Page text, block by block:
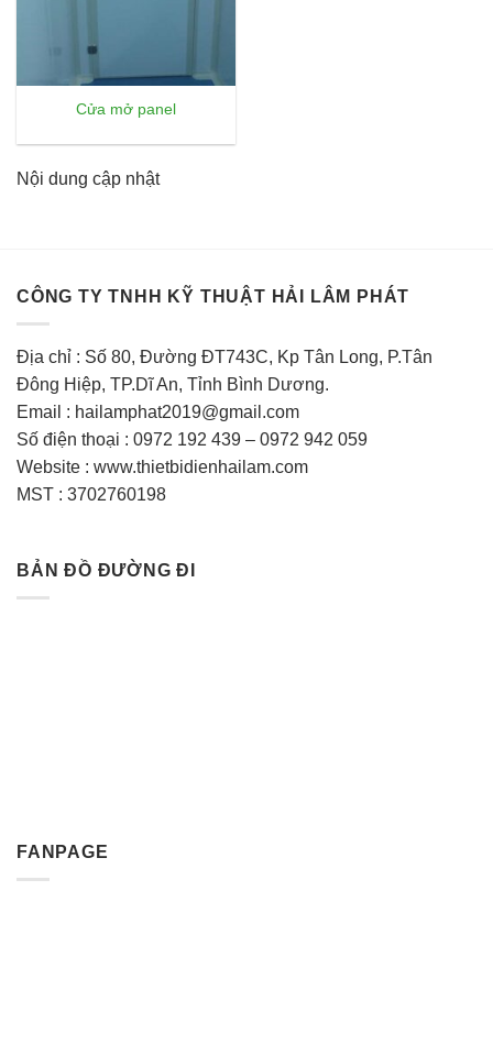
Cửa mở panel
Nội dung cập nhật
CÔNG TY TNHH KỸ THUẬT HẢI LÂM PHÁT
Địa chỉ : Số 80, Đường ĐT743C, Kp Tân Long, P.Tân
Đông Hiệp, TP.Dĩ An, Tỉnh Bình Dương.
Email : hailamphat2019@gmail.com
Số điện thoại : 0972 192 439 – 0972 942 059
Website : www.thietbidienhailam.com
MST : 3702760198
BẢN ĐỒ ĐƯỜNG ĐI
FANPAGE